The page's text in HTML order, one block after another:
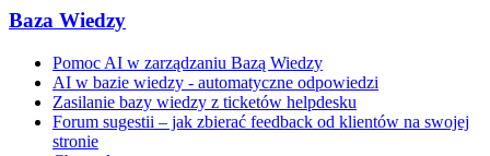
Baza Wiedzy
Pomoc AI w zarządzaniu Bazą Wiedzy
AI w bazie wiedzy - automatyczne odpowiedzi
Zasilanie bazy wiedzy z ticketów helpdesku
Forum sugestii – jak zbierać feedback od klientów na swojej
stronie